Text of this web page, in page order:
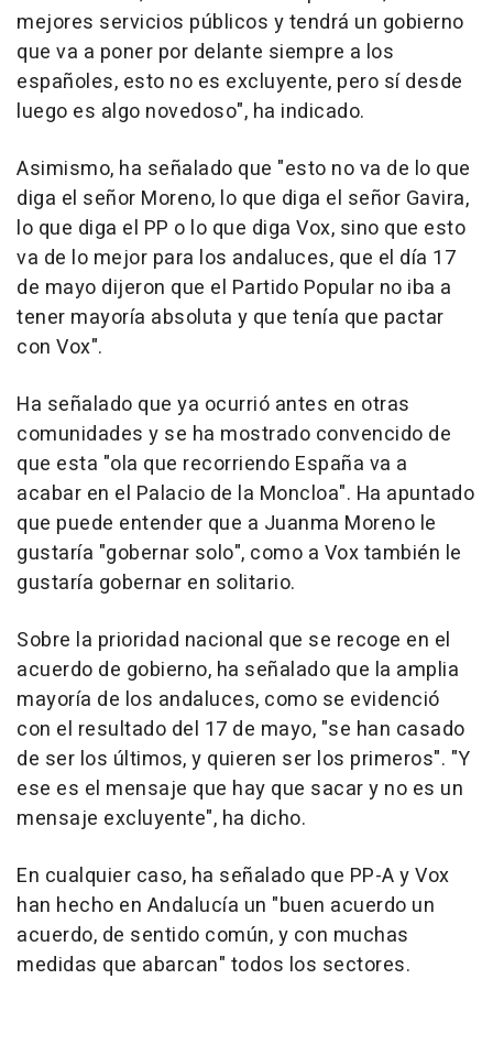
mejores servicios públicos y tendrá un gobierno
que va a poner por delante siempre a los
españoles, esto no es excluyente, pero sí desde
luego es algo novedoso", ha indicado.
Asimismo, ha señalado que "esto no va de lo que
diga el señor Moreno, lo que diga el señor Gavira,
lo que diga el PP o lo que diga Vox, sino que esto
va de lo mejor para los andaluces, que el día 17
de mayo dijeron que el Partido Popular no iba a
tener mayoría absoluta y que tenía que pactar
con Vox".
Ha señalado que ya ocurrió antes en otras
comunidades y se ha mostrado convencido de
que esta "ola que recorriendo España va a
acabar en el Palacio de la Moncloa". Ha apuntado
que puede entender que a Juanma Moreno le
gustaría "gobernar solo", como a Vox también le
gustaría gobernar en solitario.
Sobre la prioridad nacional que se recoge en el
acuerdo de gobierno, ha señalado que la amplia
mayoría de los andaluces, como se evidenció
con el resultado del 17 de mayo, "se han casado
de ser los últimos, y quieren ser los primeros". "Y
ese es el mensaje que hay que sacar y no es un
mensaje excluyente", ha dicho.
En cualquier caso, ha señalado que PP-A y Vox
han hecho en Andalucía un "buen acuerdo un
acuerdo, de sentido común, y con muchas
medidas que abarcan" todos los sectores.